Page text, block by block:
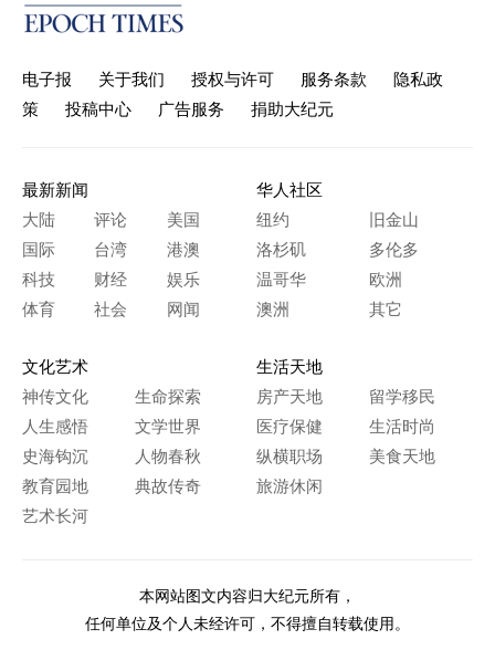
电子报 关于我们 授权与许可 服务条款
隐私政
策
投稿中心 广告服务 捐助大纪元
最新新闻
大陆
评论
美国
国际
台湾
港澳
科技
财经
娱乐
体育
社会 网闻
华人社区
纽约
旧金山
洛杉矶
多伦多
温哥华
欧洲
澳洲
其它
文化艺术
神传文化
生命探索
人生感悟
文学世界
史海钩沉
人物春秋
教育园地
典故传奇
艺术长河
生活天地
房产天地
留学移民
医疗保健
生活时尚
纵横职场
美食天地
旅游休闲
本网站图文内容归大纪元所有，
任何单位及个人未经许可，不得擅自转载使用。